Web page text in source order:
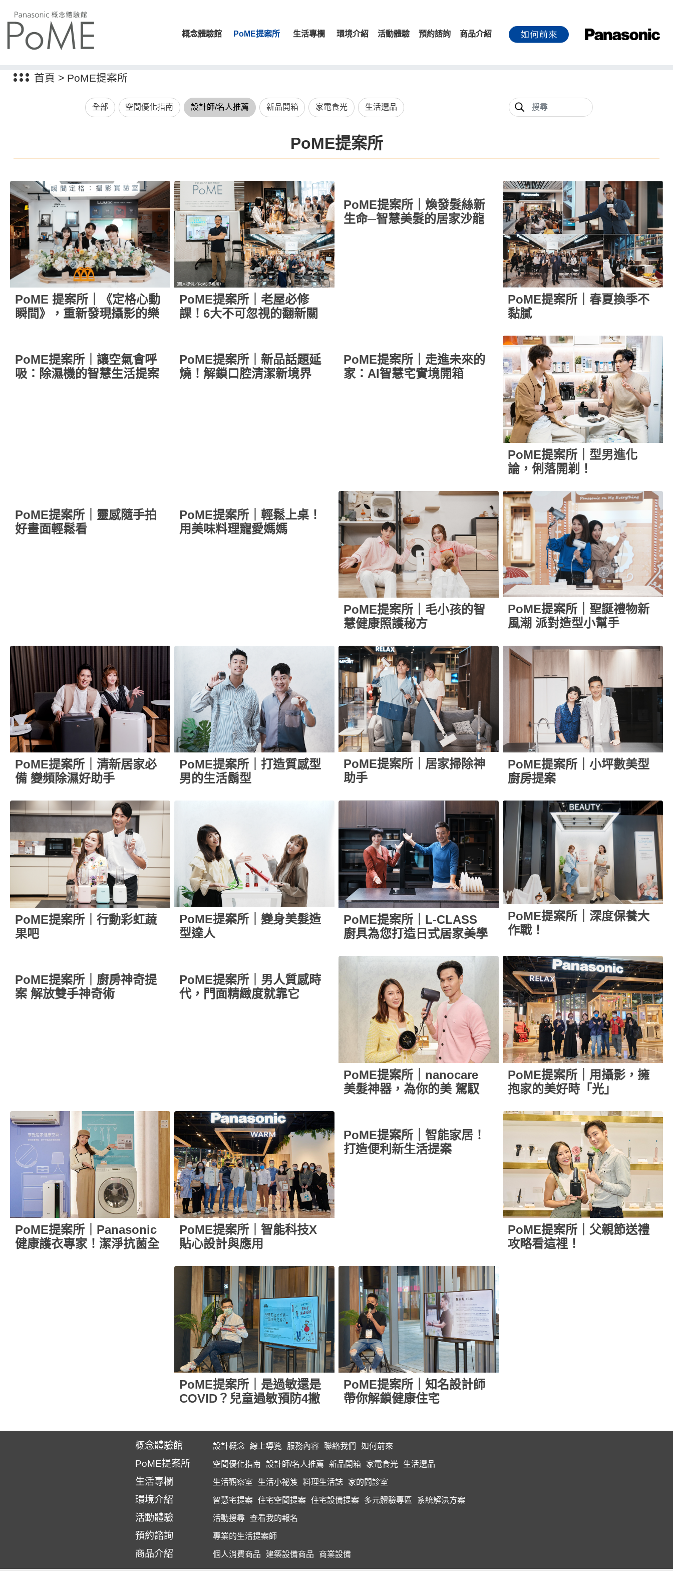
概念體驗館 PoME提案所 生活專欄 環境介紹 活動體驗 預約諮詢 商品介紹
首頁 > PoME提案所
全部 空間優化指南 設計師/名人推薦 新品開箱 家電食光 生活選品
PoME提案所
PoME 提案所｜《定格心動
瞬間》，重新發現攝影的樂
PoME提案所｜老屋必修
課！6大不可忽視的翻新關
PoME提案所｜煥發髮絲新
生命─智慧美髮的居家沙龍
PoME提案所｜春夏換季不
黏膩
PoME提案所｜讓空氣會呼
吸：除濕機的智慧生活提案
PoME提案所｜新品話題延
燒！解鎖口腔清潔新境界
PoME提案所｜走進未來的
家：AI智慧宅實境開箱
PoME提案所｜型男進化
論，俐落開剃！
PoME提案所｜靈感隨手拍
好畫面輕鬆看
PoME提案所｜輕鬆上桌！
用美味料理寵愛媽媽
PoME提案所｜毛小孩的智
慧健康照護秘方
PoME提案所｜聖誕禮物新
風潮 派對造型小幫手
PoME提案所｜清新居家必
備 變頻除濕好助手
PoME提案所｜打造質感型
男的生活鬍型
PoME提案所｜居家掃除神
助手
PoME提案所｜小坪數美型
廚房提案
PoME提案所｜行動彩虹蔬
果吧
PoME提案所｜變身美髮造
型達人
PoME提案所｜L-CLASS
廚具為您打造日式居家美學
PoME提案所｜深度保養大
作戰！
PoME提案所｜廚房神奇提
案 解放雙手神奇術
PoME提案所｜男人質感時
代，門面精緻度就靠它
PoME提案所｜nanocare
美髮神器，為你的美 駕馭
PoME提案所｜用攝影，擁
抱家的美好時「光」
PoME提案所｜Panasonic
健康護衣專家！潔淨抗菌全
PoME提案所｜智能科技X
貼心設計與應用
PoME提案所｜智能家居！
打造便利新生活提案
PoME提案所｜父親節送禮
攻略看這裡！
PoME提案所｜是過敏還是
COVID？兒童過敏預防4撇
PoME提案所｜知名設計師
帶你解鎖健康住宅
概念體驗館 設計概念 線上導覧 服務內容 聯絡我們 如何前來
PoME提案所 空間優化指南 設計師/名人推薦 新品開箱 家電食光 生活選品
生活專欄 生活觀察室 生活小祕笈 料理生活誌 家的問診室
環境介紹 智慧宅提案 住宅空間提案 住宅設備提案 多元體驗專區 系統解決方案
活動體驗 活動搜尋 查看我的報名
預約諮詢 專業的生活提案師
商品介紹 個人消費商品 建築設備商品 商業設備